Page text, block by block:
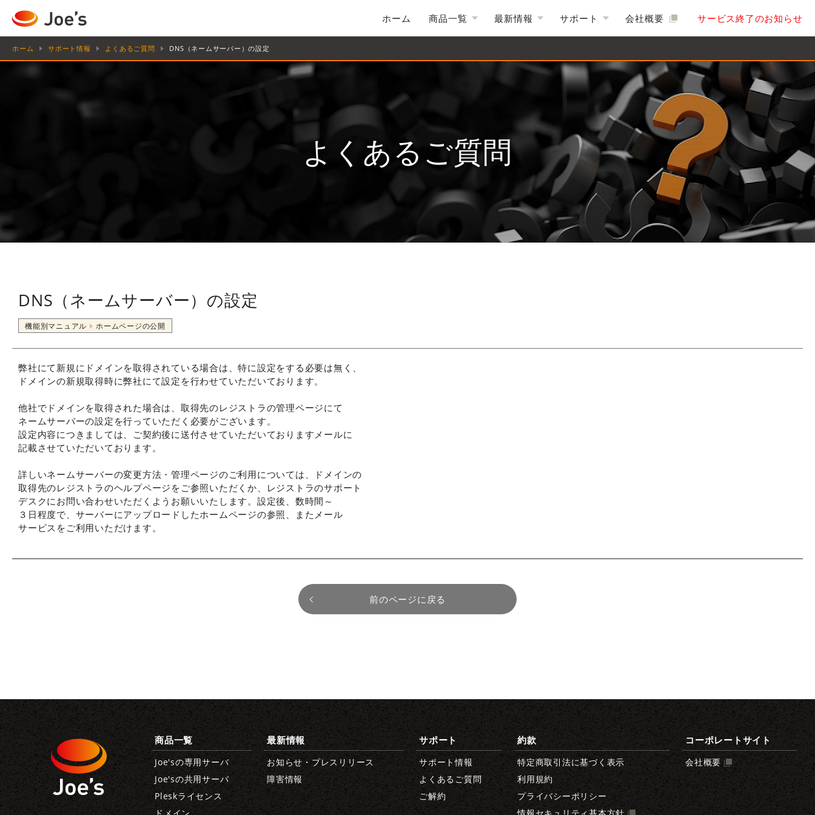
ホーム 商品一覧 最新情報 サポート 会社概要 サービス終了のお知らせ
ホーム サポート情報 よくあるご質問 DNS（ネームサーバー）の設定
よくあるご質問
DNS（ネームサーバー）の設定
機能別マニュアル ホームページの公開
弊社にて新規にドメインを取得されている場合は、特に設定をする必要は無く、
ドメインの新規取得時に弊社にて設定を行わせていただいております。
他社でドメインを取得された場合は、取得先のレジストラの管理ページにて
ネームサーバーの設定を行っていただく必要がございます。
設定内容につきましては、ご契約後に送付させていただいておりますメールに
記載させていただいております。
詳しいネームサーバーの変更方法・管理ページのご利用については、ドメインの
取得先のレジストラのヘルプページをご参照いただくか、レジストラのサポート
デスクにお問い合わせいただくようお願いいたします。設定後、数時間～
３日程度で、サーバーにアップロードしたホームページの参照、またメール
サービスをご利用いただけます。
前のページに戻る
商品一覧
Joe'sの専用サーバ
Joe'sの共用サーバ
Pleskライセンス
最新情報
お知らせ・プレスリリース
障害情報
サポート
サポート情報
よくあるご質問
ご解約
約款
特定商取引法に基づく表示
利用規約
プライバシーポリシー
コーポレートサイト
会社概要